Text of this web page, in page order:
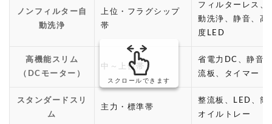
ノンフィルター自
動洗浄
上位・フラグシップ
帯
フィルターレス、
動洗浄、静音、高
度LED
高機能スリム
（DCモーター）
中～上位帯
省電力DC、静音
流板、タイマー
スタンダードスリ
ム
主力・標準帯
整流板、LED、簡
オイルトレー
スクロールできます